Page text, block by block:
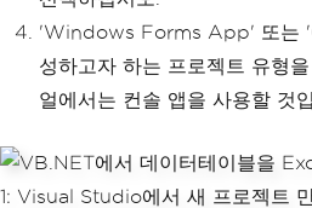
'Windows Forms App' 또는
성하고자 하는 프로젝트 유형
얼에서는 컨솔 앱을 사용할 것